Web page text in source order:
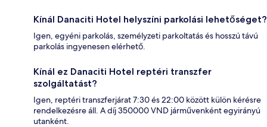
Kínál Danaciti Hotel helyszíni parkolási lehetőséget?
Igen, egyéni parkolás, személyzeti parkoltatás és hosszú távú
parkolás ingyenesen elérhető.
Kínál ez Danaciti Hotel reptéri transzfer
szolgáltatást?
Igen, reptéri transzferjárat 7:30 és 22:00 között külön kérésre
rendelkezésre áll. A díj 350000 VND járművenként egyirányú
utanként.